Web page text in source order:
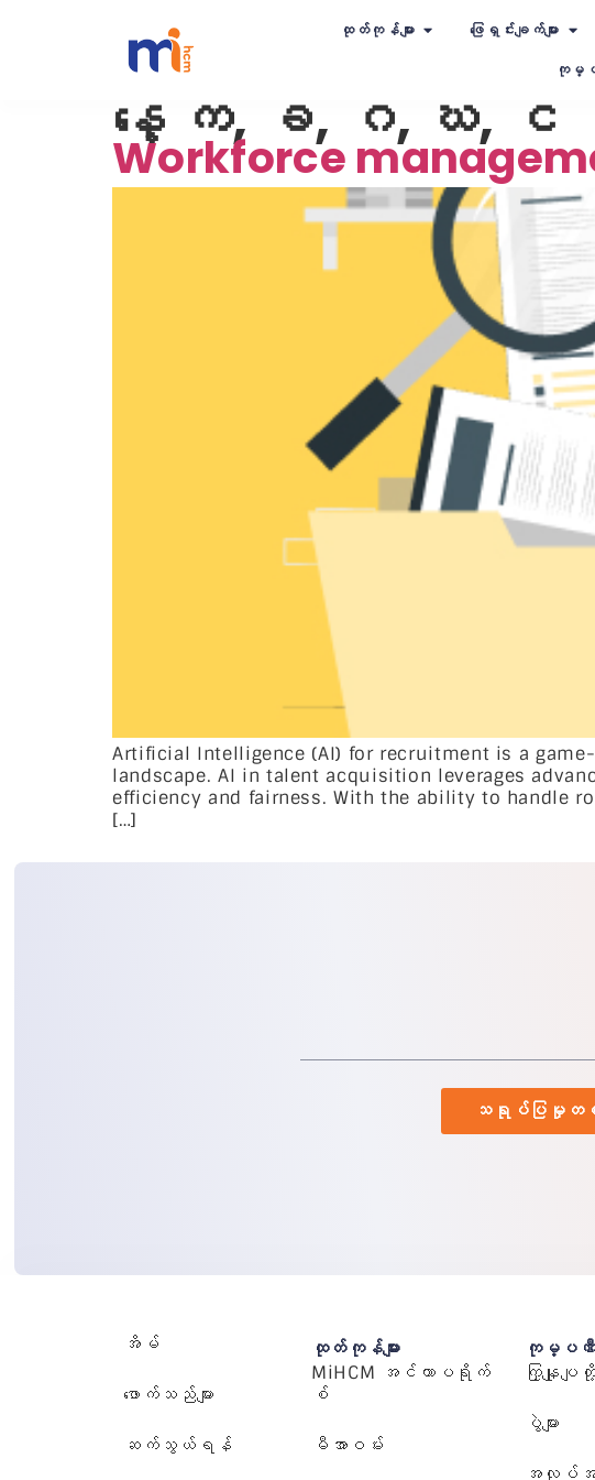
ထုတ်ကုန်များ ဖြေရှင်းချက်များ
ကုမ္
နေ့ က, ခ, ဂ, ဃ, င
Workforce
Artificial Intelligence (AI) for recruitment is a
landscape. AI in talent acquisition leverages
efficiency and fairness. With the ability to handle
[…]
သရုပ်ပြမှုတ
အိမ်
ဖောက်သည်များ
ဆက်သွယ်ရန်
ထုတ်ကုန်များ
MiHCM အင်တာပရိုက်
စ်
မီအာဝမ်း
ကုမ္ပ
ကြှနျုပျ
ပွဲများ
အလုပ်အ